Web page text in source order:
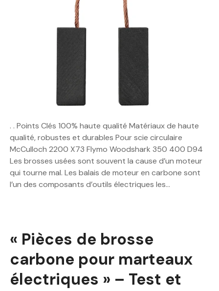
. . Points Clés 100% haute qualité Matériaux de haute
qualité, robustes et durables Pour scie circulaire
McCulloch 2200 X73 Flymo Woodshark 350 400 D94
Les brosses usées sont souvent la cause d’un moteur
qui tourne mal. Les balais de moteur en carbone sont
l’un des composants d’outils électriques les…
« Pièces de brosse
carbone pour marteaux
électriques » – Test et